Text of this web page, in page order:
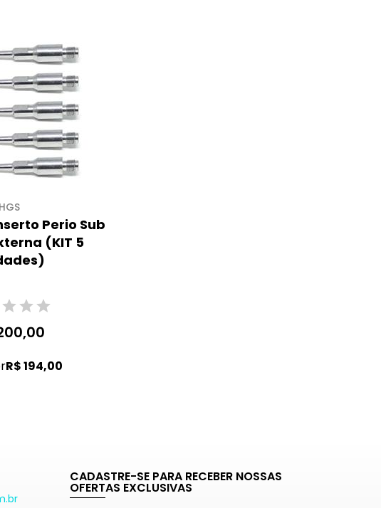
HGS
Perio Sub
(KIT 5
R$ 194,00
CADASTRE-SE PARA RECEBER NOSSAS
OFERTAS EXCLUSIVAS